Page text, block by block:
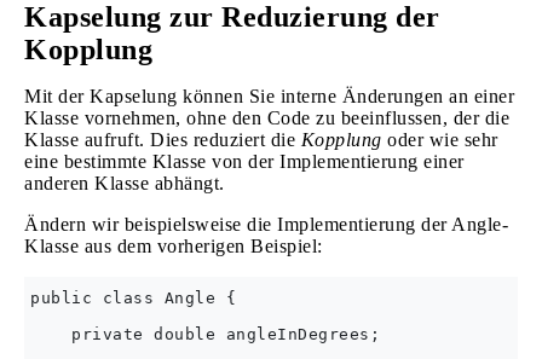
Kapselung zur Reduzierung der
Kopplung
Mit der Kapselung können Sie interne Änderungen an einer
Klasse vornehmen, ohne den Code zu beeinflussen, der die
Klasse aufruft. Dies reduziert die Kopplung oder wie sehr
eine bestimmte Klasse von der Implementierung einer
anderen Klasse abhängt.
Ändern wir beispielsweise die Implementierung der Angle-
Klasse aus dem vorherigen Beispiel:
public class Angle {
    private double angleInDegrees;